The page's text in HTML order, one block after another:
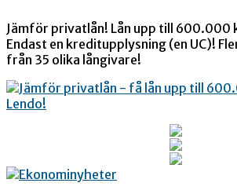
Jämför privatlån! Lån upp till 600.000
Endast en kreditupplysning (en UC)!
från 35 olika långivare!